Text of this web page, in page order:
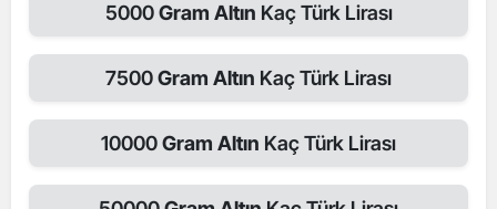
5000Gram Altın Kaç Türk Lirası
7500Gram Altın Kaç Türk Lirası
10000Gram Altın Kaç Türk Lirası